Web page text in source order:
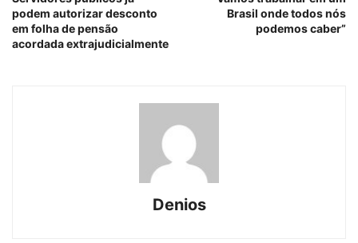
podem autorizar desconto
em folha de pensão
acordada extrajudicialmente
Brasil onde todos nós
podemos caber”
Denios